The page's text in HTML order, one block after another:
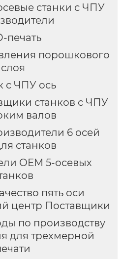
станки с ЧПУ
печать
порошкового
слоя
с ЧПУ ось
станков с ЧПУ
валов
6 осей
станков
OEM 5-осевых
пять оси
центр Поставщики
по производству
для трехмерной